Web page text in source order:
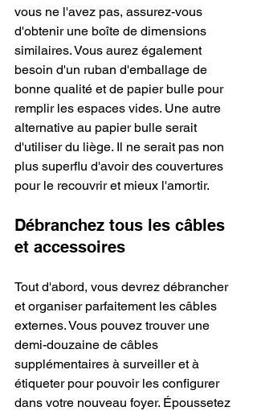
vous ne l'avez pas, assurez-vous
d'obtenir une boîte de dimensions
similaires. Vous aurez également
besoin d'un ruban d'emballage de
bonne qualité et de papier bulle pour
remplir les espaces vides. Une autre
alternative au papier bulle serait
d'utiliser du liège. Il ne serait pas non
plus superflu d'avoir des couvertures
pour le recouvrir et mieux l'amortir.
Débranchez tous les câbles
et accessoires
Tout d'abord, vous devrez débrancher
et organiser parfaitement les câbles
externes. Vous pouvez trouver une
demi-douzaine de câbles
supplémentaires à surveiller et à
étiqueter pour pouvoir les configurer
dans votre nouveau foyer. Époussetez